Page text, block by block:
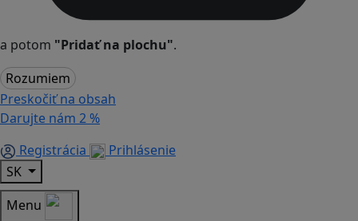
a potom "Pridať na plochu".
Rozumiem
Preskočiť na obsah
Darujte nám 2 %
Registrácia
Prihlásenie
SK
Menu